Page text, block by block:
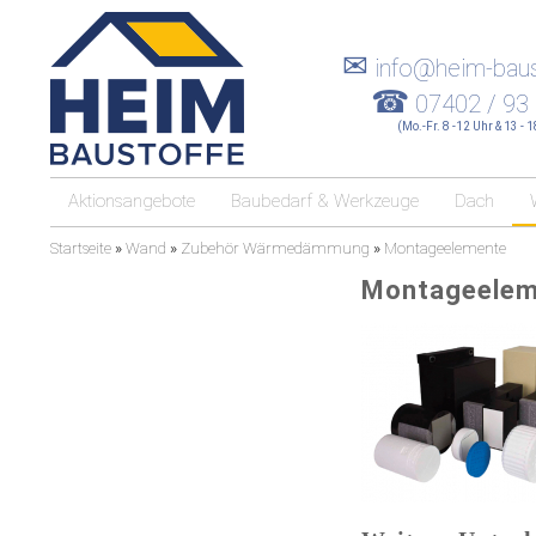
✉ info@heim-
☎ 07402 / 93
(Mo.-Fr. 8 -12 Uhr & 13 -
Aktionsangebote Baubedarf & Werkzeuge Dach
Startseite » Wand » Zubehör Wärmedämmung » Montageelemente